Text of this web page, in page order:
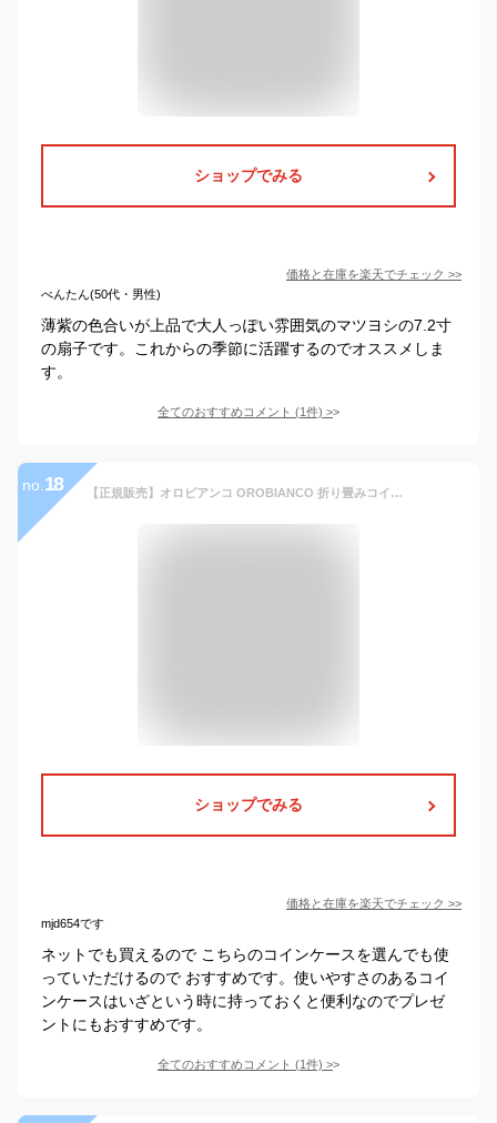
ショップでみる
価格と在庫を楽天でチェック >>
べんたん(50代・男性)
薄紫の色合いが上品で大人っぽい雰囲気のマツヨシの7.2寸
の扇子です。これからの季節に活躍するのでオススメしま
す。
全てのおすすめコメント (1件) >
no. 18 【正規販売】オロビアンコ OROBIANCO 折り畳みコインケース 父の日 財布 ウォレット 本革 レザー メンズ ギフト プレゼント 革 シンプル コンパクト シンプル スタイリッシュ ビジネス カジュアル おしゃれ 人気 黒 ネイビー ボルドー
ショップでみる
価格と在庫を楽天でチェック >>
mjd654です
ネットでも買えるので こちらのコインケースを選んでも使
っていただけるので おすすめです。使いやすさのあるコイ
ンケースはいざという時に持っておくと便利なのでプレゼ
ントにもおすすめです。
全てのおすすめコメント (1件) >